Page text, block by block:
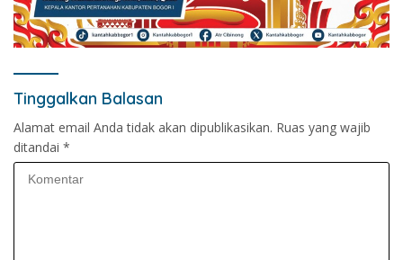
Tinggalkan Balasan
Alamat email Anda tidak akan dipublikasikan. Ruas yang wajib
ditandai *